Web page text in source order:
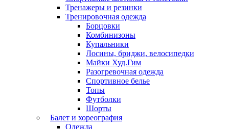
Тренажеры и резинки
Тренировочная одежда
Борцовки
Комбинизоны
Купальники
Лосины, бриджи, велосипедки
Майки Худ.Гим
Разогревочная одежда
Спортивное белье
Топы
Футболки
Шорты
Балет и хореография
Одежда